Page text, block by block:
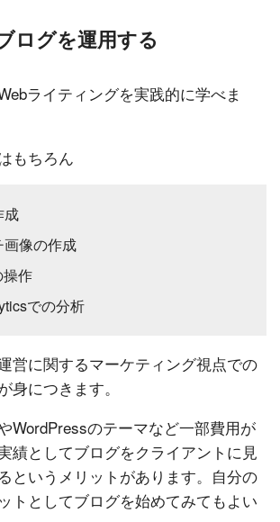
ログを運用する
ライティングを実践的に学べま
もちろん
成
像の作成
作
での分析
営に関するマーケティング視点での
身につきます。
WordPressのテーマなど一部費用が
績としてブログをクライアントに見
というメリットがあります。自分の
トとしてブログを始めてみてもよい